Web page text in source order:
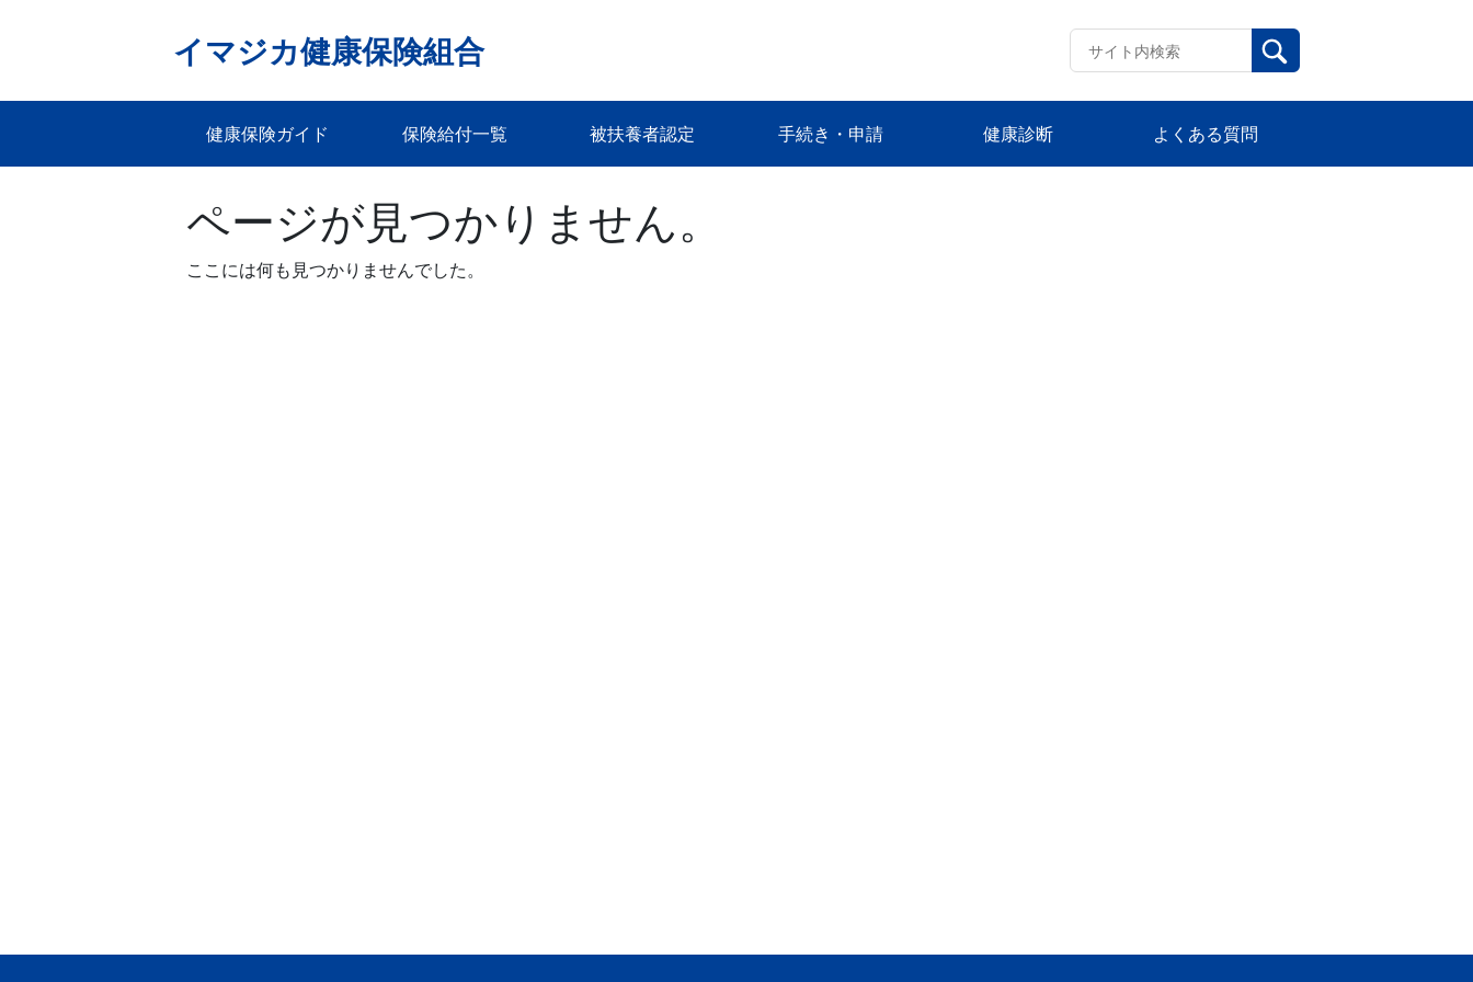
イマジカ健康保険組合
健康保険ガイド 保険給付一覧 被扶養者認定 手続き・申請 健康診断 よくある質問
ページが見つかりません。
ここには何も見つかりませんでした。